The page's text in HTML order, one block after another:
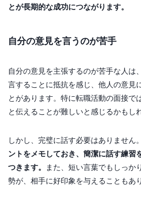
とが長期的な成功につながります。
自分の意見を言うのが苦手
自分の意見を主張するのが苦手な人は
言することに抵抗を感じ、他人の意見
とがあります。特に転職活動の面接で
と伝えることが難しいと感じるかもし
しかし、完璧に話す必要はありません。
ントをメモしておき、簡潔に話す練習
つきます。
また、短い言葉でもしっか
勢が、相手に好印象を与えることもあ